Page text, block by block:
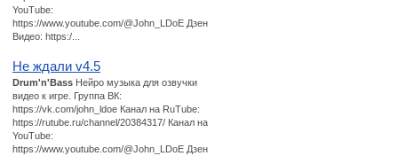
YouTube:
https://www.youtube.com/@John_LDoE Дзен
Видео: https:/...
Не ждали v4.5
Drum'n'Bass Нейро музыка для озвучки
видео к игре. Группа ВК:
https://vk.com/john_ldoe Канал на RuTube:
https://rutube.ru/channel/20384317/ Канал на
YouTube:
https://www.youtube.com/@John_LDoE Дзен